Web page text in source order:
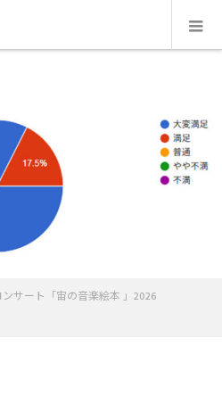
サート「宙の音楽絵本 」2026